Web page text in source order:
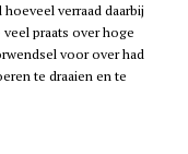
verraad daarbij
praats over hoge
voor over had
te draaien en te